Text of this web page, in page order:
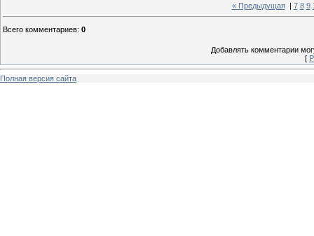
« Предыдущая| 7 8 9
Всего комментариев: 0
Добавлять комментарии
[
Полная версия сайта